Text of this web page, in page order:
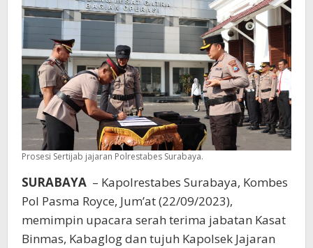
Prosesi Sertijab jajaran Polrestabes Surabaya.
SURABAYA – Kapolrestabes Surabaya, Kombes
Pol Pasma Royce, Jum’at (22/09/2023),
memimpin upacara serah terima jabatan Kasat
Binmas, Kabaglog dan tujuh Kapolsek Jajaran